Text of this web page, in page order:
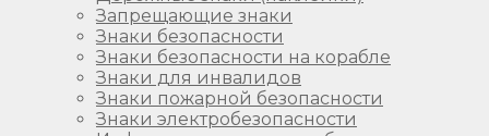
Запрещающие знаки
Знаки безопасности
Знаки безопасности на корабле
Знаки для инвалидов
Знаки пожарной безопасности
Знаки электробезопасности